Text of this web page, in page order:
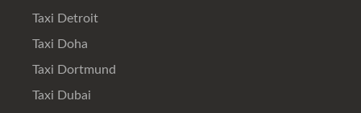
Taxi Detroit
Taxi Doha
Taxi Dortmund
Taxi Dubai